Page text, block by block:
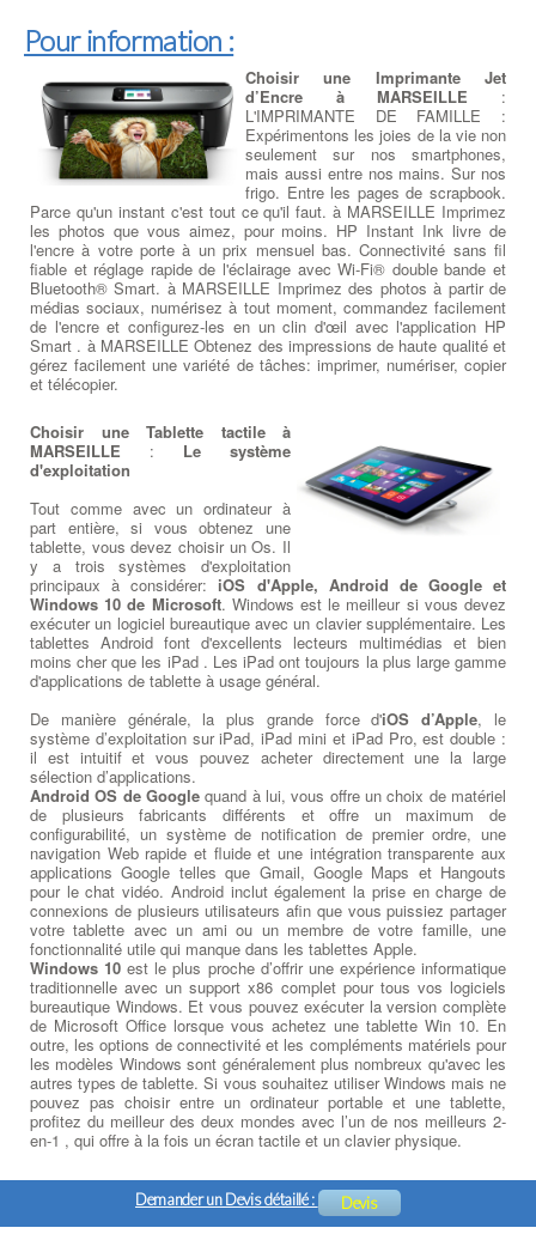
Pour information :
Choisir une Imprimante Jet
d’Encre à MARSEILLE :
L'IMPRIMANTE DE FAMILLE :
Expérimentons les joies de la vie non
seulement sur nos smartphones,
mais aussi entre nos mains. Sur nos
frigo. Entre les pages de scrapbook.
Parce qu'un instant c'est tout ce qu'il faut. à MARSEILLE Imprimez
les photos que vous aimez, pour moins. HP Instant Ink livre de
l'encre à votre porte à un prix mensuel bas. Connectivité sans fil
fiable et réglage rapide de l'éclairage avec Wi-Fi® double bande et
Bluetooth® Smart. à MARSEILLE Imprimez des photos à partir de
médias sociaux, numérisez à tout moment, commandez facilement
de l'encre et configurez-les en un clin d'œil avec l'application HP
Smart . à MARSEILLE Obtenez des impressions de haute qualité et
gérez facilement une variété de tâches: imprimer, numériser, copier
et télécopier.
Choisir une Tablette tactile à
MARSEILLE : Le système
d'exploitation
Tout comme avec un ordinateur à
part entière, si vous obtenez une
tablette, vous devez choisir un Os. Il
y a trois systèmes d'exploitation
principaux à considérer: iOS d'Apple, Android de Google et
Windows 10 de Microsoft. Windows est le meilleur si vous devez
exécuter un logiciel bureautique avec un clavier supplémentaire. Les
tablettes Android font d'excellents lecteurs multimédias et bien
moins cher que les iPad . Les iPad ont toujours la plus large gamme
d'applications de tablette à usage général.
De manière générale, la plus grande force d'iOS d’Apple, le
système d’exploitation sur iPad, iPad mini et iPad Pro, est double :
il est intuitif et vous pouvez acheter directement une la large
sélection d’applications.
Android OS de Google quand à lui, vous offre un choix de matériel
de plusieurs fabricants différents et offre un maximum de
configurabilité, un système de notification de premier ordre, une
navigation Web rapide et fluide et une intégration transparente aux
applications Google telles que Gmail, Google Maps et Hangouts
pour le chat vidéo. Android inclut également la prise en charge de
connexions de plusieurs utilisateurs afin que vous puissiez partager
votre tablette avec un ami ou un membre de votre famille, une
fonctionnalité utile qui manque dans les tablettes Apple.
Windows 10 est le plus proche d’offrir une expérience informatique
traditionnelle avec un support x86 complet pour tous vos logiciels
bureautique Windows. Et vous pouvez exécuter la version complète
de Microsoft Office lorsque vous achetez une tablette Win 10. En
outre, les options de connectivité et les compléments matériels pour
les modèles Windows sont généralement plus nombreux qu'avec les
autres types de tablette. Si vous souhaitez utiliser Windows mais ne
pouvez pas choisir entre un ordinateur portable et une tablette,
profitez du meilleur des deux mondes avec l’un de nos meilleurs 2-
en-1 , qui offre à la fois un écran tactile et un clavier physique.
Demander un Devis détaillé : Devis